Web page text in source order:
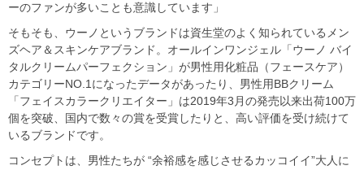
ーのファンが多いことも意識しています」
そもそも、ウーノというブランドは資生堂のよく知られているメン
ズヘア＆スキンケアブランド。オールインワンジェル「ウーノ バイ
タルクリームパーフェクション」が男性用化粧品（フェースケア）
カテゴリーNO.1になったデータがあったり、男性用BBクリーム
「フェイスカラークリエイター」は2019年3月の発売以来出荷100万
個を突破、国内で数々の賞を受賞したりと、高い評価を受け続けて
いるブランドです。
コンセプトは、男性たちが “余裕感を感じさせるカッコイイ”大人に